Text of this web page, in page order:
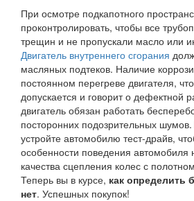
При осмотре подкапотного
проконтролировать, чтобы все
трещин и не пропускали масло или
Двигатель внутреннего сгорания
масляных подтеков. Наличие
постоянном перегреве двигателя,
допускается и говорит о дефектной
двигатель обязан работать
посторонних подозрительных
устройте автомобилю тест-драйв,
особенности поведения автомобиля
качества сцепления колес с
Теперь вы в курсе, как определить
нет. Успешных покупок!